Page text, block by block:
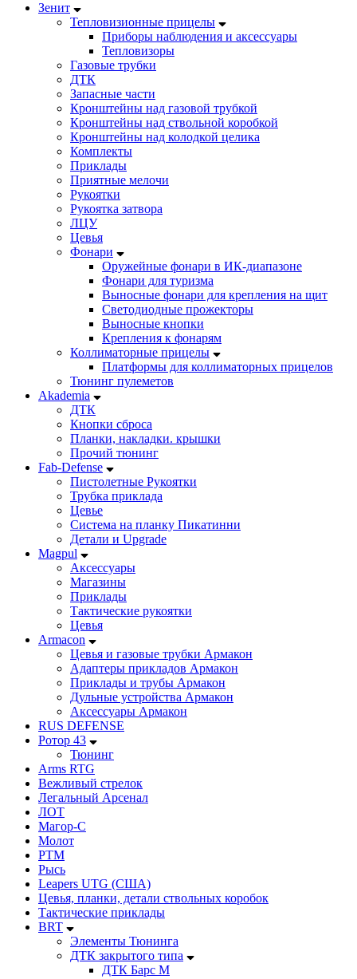
Зенит
Тепловизионные прицелы
Приборы наблюдения и аксессуары
Тепловизоры
Газовые трубки
ДТК
Запасные части
Кронштейны над газовой трубкой
Кронштейны над ствольной коробкой
Кронштейны над колодкой целика
Комплекты
Приклады
Приятные мелочи
Рукоятки
Рукоятка затвора
ЛЦУ
Цевья
Фонари
Оружейные фонари в ИК-диапазоне
Фонари для туризма
Выносные фонари для крепления на щит
Светодиодные прожекторы
Выносные кнопки
Крепления к фонарям
Коллиматорные прицелы
Платформы для коллиматорных прицелов
Тюнинг пулеметов
Akademia
ДТК
Кнопки сброса
Планки, накладки. крышки
Прочий тюнинг
Fab-Defense
Пистолетные Рукоятки
Трубка приклада
Цевье
Система на планку Пикатинни
Детали и Upgrade
Magpul
Аксессуары
Магазины
Приклады
Тактические рукоятки
Цевья
Armacon
Цевья и газовые трубки Армакон
Адаптеры прикладов Армакон
Приклады и трубы Армакон
Дульные устройства Армакон
Аксессуары Армакон
RUS DEFENSE
Ротор 43
Тюнинг
Arms RTG
Вежливый стрелок
Легальный Арсенал
ЛОТ
Магор-С
Молот
РТМ
Рысь
Leapers UTG (США)
Цевья, планки, детали ствольных коробок
Тактические приклады
BRT
Элементы Тюнинга
ДТК закрытого типа
ДТК Барс М